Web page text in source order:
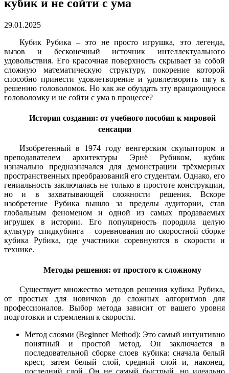
кубик и не сойти с ума
29.01.2025
Кубик Рубика – это не просто игрушка, это легенда,
вызов и бесконечный источник интеллектуального
удовольствия. Его красочная поверхность скрывает за собой
сложную математическую структуру, покорение которой
способно принести удовлетворение и удовлетворить тягу к
решению головоломок. Но как же обуздать эту вращающуюся
головоломку и не сойти с ума в процессе?
История создания: от учебного пособия к мировой
сенсации
Изобретенный в 1974 году венгерским скульптором и
преподавателем архитектуры Эрнё Рубиком, кубик
изначально предназначался для демонстрации трёхмерных
пространственных преобразований его студентам. Однако, его
гениальность заключалась не только в простоте конструкции,
но и в захватывающей сложности решения. Вскоре
изобретение Рубика вышло за пределы аудитории, став
глобальным феноменом и одной из самых продаваемых
игрушек в истории. Его популярность породила целую
культуру спидкубинга – соревнования по скоростной сборке
кубика Рубика, где участники соревнуются в скорости и
технике.
Методы решения: от простого к сложному
Существует множество методов решения кубика Рубика,
от простых для новичков до сложных алгоритмов для
профессионалов. Выбор метода зависит от вашего уровня
подготовки и стремления к скорости.
Метод слоями (Beginner Method): Это самый интуитивно
понятный и простой метод. Он заключается в
последовательной сборке слоев кубика: сначала белый
крест, затем белый слой, средний слой и, наконец,
последний слой. Он не самый быстрый, но идеально